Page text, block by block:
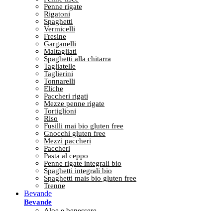
Penne rigate
Rigatoni
Spaghetti
Vermicelli
Fresine
Garganelli
Maltagliati
Spaghetti alla chitarra
Tagliatelle
Taglierini
Tonnarelli
Eliche
Paccheri rigati
Mezze penne rigate
Tortiglioni
Riso
Fusilli mai bio gluten free
Gnocchi gluten free
Mezzi paccheri
Paccheri
Pasta al ceppo
Penne rigate integrali bio
Spaghetti integrali bio
Spaghetti mais bio gluten free
Trenne
Bevande
Bevande